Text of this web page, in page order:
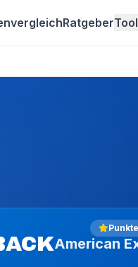
Ratgeber
American